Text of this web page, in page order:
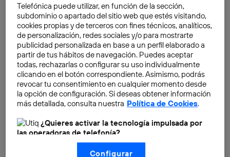
Telefónica puede utilizar, en función de la sección,
subdominio o apartado del sitio web que estés visitando,
cookies propias y de terceros con fines técnicos, analíticos,
de personalización, redes sociales y/o para mostrarte
publicidad personalizada en base a un perfil elaborado a
partir de tus hábitos de navegación. Puedes aceptar
todas, rechazarlas o configurar su uso individualmente
clicando en el botón correspondiente. Asimismo, podrás
revocar tu consentimiento en cualquier momento desde
la opción de configuración. Si deseas obtener información
más detallada, consulta nuestra Política de Cookies.
¿Quieres activar la tecnología impulsada por
las operadoras de telefonía?
Nosotros, Telefónica S.A., utilizamos la tecnología Utiq para
realizar nuestras acciones de marketing digital o análisis
Configurar